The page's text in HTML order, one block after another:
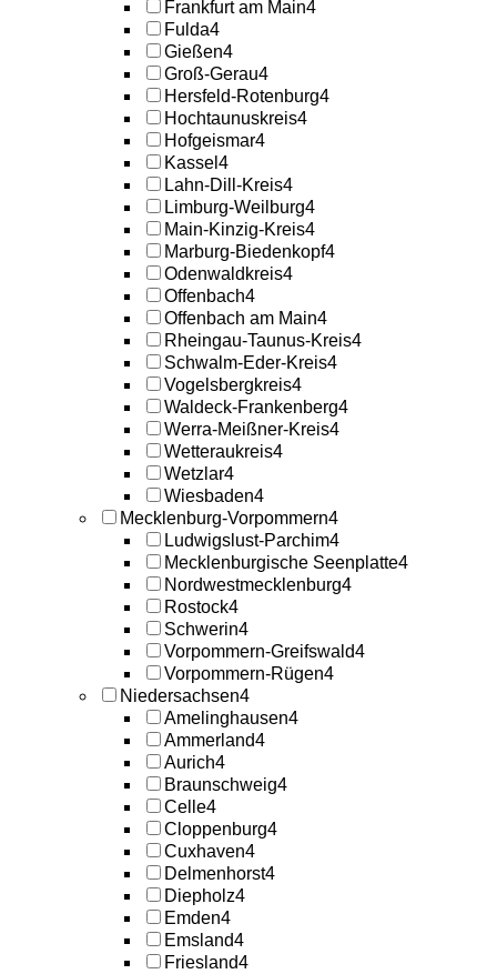
Frankfurt am Main4
Fulda4
Gießen4
Groß-Gerau4
Hersfeld-Rotenburg4
Hochtaunuskreis4
Hofgeismar4
Kassel 4
Lahn-Dill-Kreis4
Limburg-Weilburg4
Main-Kinzig-Kreis4
Marburg-Biedenkopf4
Odenwaldkreis4
Offenbach4
Offenbach am Main4
Rheingau-Taunus-Kreis4
Schwalm-Eder-Kreis4
Vogelsbergkreis4
Waldeck-Frankenberg4
Werra-Meißner-Kreis4
Wetteraukreis4
Wetzlar4
Wiesbaden4
Mecklenburg-Vorpommern4
Ludwigslust-Parchim4
Mecklenburgische Seenplatte4
Nordwestmecklenburg4
Rostock4
Schwerin4
Vorpommern-Greifswald4
Vorpommern-Rügen4
Niedersachsen4
Amelinghausen4
Ammerland4
Aurich4
Braunschweig4
Celle4
Cloppenburg4
Cuxhaven4
Delmenhorst4
Diepholz4
Emden4
Emsland4
Friesland4